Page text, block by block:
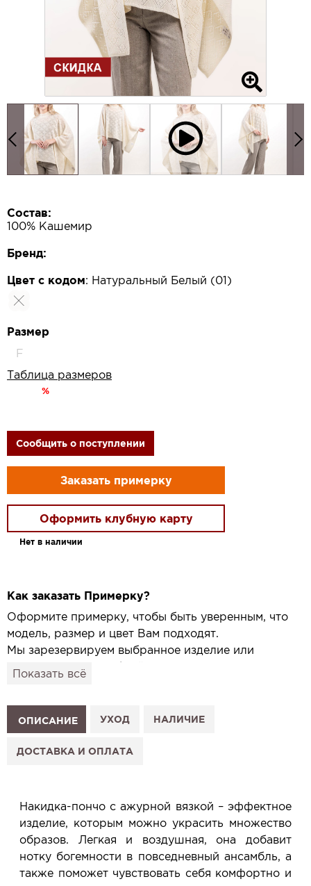
Состав:
100% Кашемир
Бренд:
Цвет с кодом: Натуральный Белый (01)
Размер
F
Таблица размеров
%
Сообщить о поступлении
Заказать примерку
Оформить клубную карту
Нет в наличии
Как заказать Примерку?
Оформите примерку, чтобы быть уверенным, что
модель, размер и цвет Вам подходят.
Мы зарезервируем выбранное изделие или
привезём его в удобный для вас салон и
1. Выберите изделие на сайте.
2. Нажмите «Заказать примерку» и выберите салон.
3. Заполните форму и отправьте заявку.
Услуга бесплатная и ни к чему не обязывает: Вы
примеряете в салоне и уже на месте решаете,
покупать или нет.
Планируйте визит в удобное для Вас время -
резерв действует 5 дней.
Показать всё
ОПИСАНИЕ УХОД НАЛИЧИЕ
ДОСТАВКА И ОПЛАТА
Накидка-пончо с ажурной вязкой – эффектное
изделие, которым можно украсить множество
образов. Легкая и воздушная, она добавит
нотку богемности в повседневный ансамбль, а
также поможет чувствовать себя комфортно и